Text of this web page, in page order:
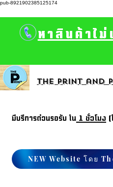
pub-8921902385125174
หาสินค้าไ
The print and
มีบรีการด่วนรอรับ ใน 1 ชั่วโมง
NEW Website โดย